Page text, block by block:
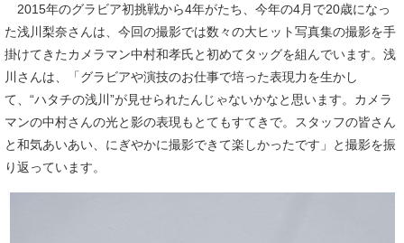
2015年のグラビア初挑戦から4年がたち、今年の4月で20歳になっ
た浅川梨奈さんは、今回の撮影では数々の大ヒット写真集の撮影を手
掛けてきたカメラマン中村和孝氏と初めてタッグを組んでいます。浅
川さんは、「グラビアや演技のお仕事で培った表現力を生かし
て、“ハタチの浅川”が見せられたんじゃないかなと思います。カメラ
マンの中村さんの光と影の表現もとてもすてきで。スタッフの皆さん
と和気あいあい、にぎやかに撮影できて楽しかったです」と撮影を振
り返っています。